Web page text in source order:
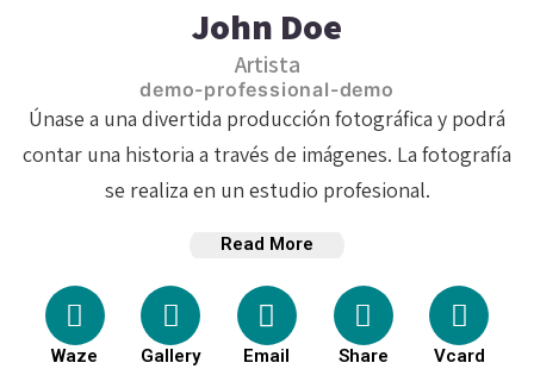
John Doe
Artista
demo-professional-demo
Únase a una divertida producción fotográfica y podrá
contar una historia a través de imágenes. La fotografía
se realiza en un estudio profesional.
Read More
Waze Gallery Email Share Vcard